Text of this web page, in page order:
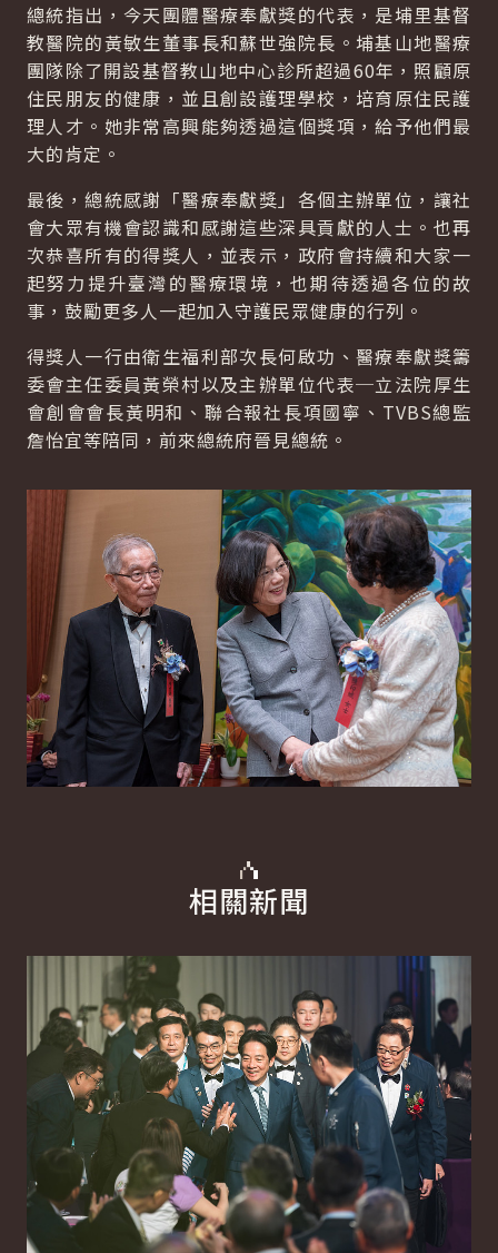
總統指出，今天團體醫療奉獻獎的代表，是埔里基督
教醫院的黃敏生董事長和蘇世強院長。埔基山地醫療
團隊除了開設基督教山地中心診所超過60年，照顧原
住民朋友的健康，並且創設護理學校，培育原住民護
理人才。她非常高興能夠透過這個獎項，給予他們最
大的肯定。
最後，總統感謝「醫療奉獻獎」各個主辦單位，讓社
會大眾有機會認識和感謝這些深具貢獻的人士。也再
次恭喜所有的得獎人，並表示，政府會持續和大家一
起努力提升臺灣的醫療環境，也期待透過各位的故
事，鼓勵更多人一起加入守護民眾健康的行列。
得獎人一行由衛生福利部次長何啟功、醫療奉獻獎籌
委會主任委員黃榮村以及主辦單位代表─立法院厚生
會創會會長黃明和、聯合報社長項國寧、TVBS總監
詹怡宜等陪同，前來總統府晉見總統。
相關新聞